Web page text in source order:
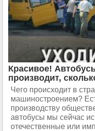
Красивое!
производит,
Чего происходит в
машиностроением?
производству
автобусы мы сейчас
отечественные или